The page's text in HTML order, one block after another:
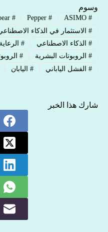
وسوم
#
ASIMO
#
Pepper
#
Robear
#الاستثمار في الذكاء
#الذكاء الاصطناعي #
#الروبوتات البشرية #
#الفشل الياباني #اليابان
شارك هذا الخبر